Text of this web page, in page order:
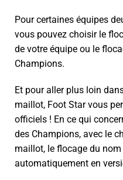
Pour certaines équipes
vous pouvez choisir le
de votre équipe ou le
Champions.
Et pour aller plus loin
maillot, Foot Star vous
officiels ! En ce qui
des Champions, avec le
maillot, le flocage du
automatiquement en